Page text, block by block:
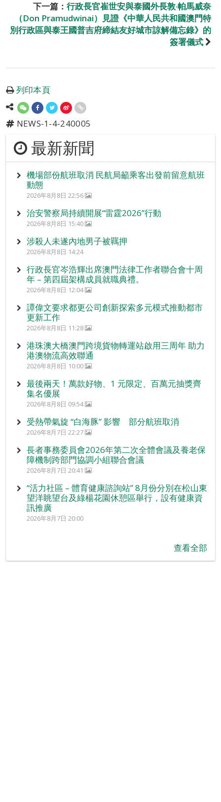
下一篇： 行政長官崔世安與泰國外長敦‧帕馬威奈
（Don Pramudwinai）見證《中華人民共和國澳門特
別行政區與泰王國普吉府締結友好城市諒解備忘錄》的
簽署儀式
列印本頁
NEWS-1-4-240005
最新新聞
機場部份航班取消 民航局籲乘客出發前留意航班
動態
2026年8月8日 22:56
治安警察局持續開展“雷霆2026”行動
2026年8月8日 15:40
涉殺人未遂內地男子被羈押
2026年8月8日 14:24
行政長官岑浩輝出席澳門法律工作者聯合會十周
年 – 第四屆架構成員就職典禮。
2026年8月8日 12:04
譚偉文要求都更公司創新探索多元模式推動都市
更新工作
2026年8月8日 11:28
港珠澳大橋澳門跨境貨物轉運站啟用三周年 助力
港澳物流高效聯通
2026年8月8日 10:00
最後兩天！萬款好物、1 元限定、百萬元抽獎齊
集名優展
2026年8月8日 09:54
受熱帶氣旋 “白海豚” 影響 部分航班取消
2026年8月7日 22:27
長者事務委員會2026年第二次全體會議及養老保
障機制跨部門協調小組聯合會議
2026年8月7日 20:41
“活力社區 – 體育健康諮詢站” 8月份分別在松山東
望洋眺望台及綠楊花園休憩區舉行，設有健康資
訊推廣
2026年8月7日 20:00
查看全部